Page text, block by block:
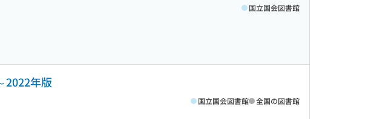
国立国会図書館
2022年版
国立国会図書館 全国の図書館